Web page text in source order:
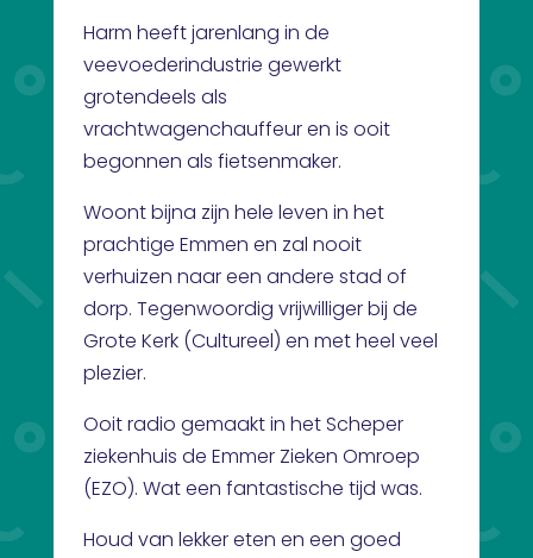
Harm heeft jarenlang in de
veevoederindustrie gewerkt
grotendeels als
vrachtwagenchauffeur en is ooit
begonnen als fietsenmaker.
Woont bijna zijn hele leven in het
prachtige Emmen en zal nooit
verhuizen naar een andere stad of
dorp. Tegenwoordig vrijwilliger bij de
Grote Kerk (Cultureel) en met heel veel
plezier.
Ooit radio gemaakt in het Scheper
ziekenhuis de Emmer Zieken Omroep
(EZO). Wat een fantastische tijd was.
Houd van lekker eten en een goed